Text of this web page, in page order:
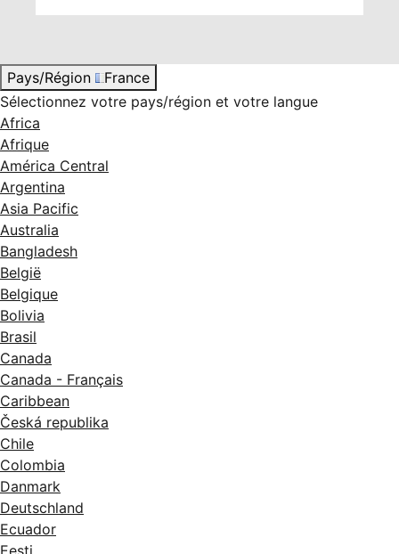
Pays/Région
France
Sélectionnez votre pays/région et votre langue
Africa
Afrique
América Central
Argentina
Asia Pacific
Australia
Bangladesh
België
Belgique
Bolivia
Brasil
Canada
Canada - Français
Caribbean
Česká republika
Chile
Colombia
Danmark
Deutschland
Ecuador
Eesti